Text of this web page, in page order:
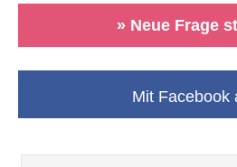
» Neue Frage
Mit Facebook